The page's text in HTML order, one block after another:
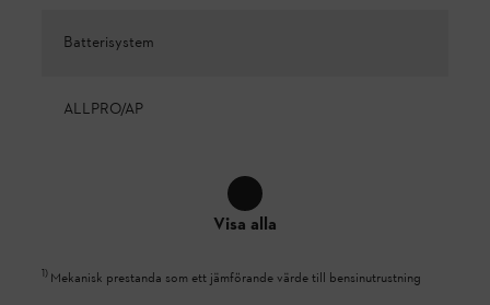
Batterisystem
ALLPRO/AP
Visa alla
1) Mekanisk prestanda som ett jämförande värde till bensinutrustning